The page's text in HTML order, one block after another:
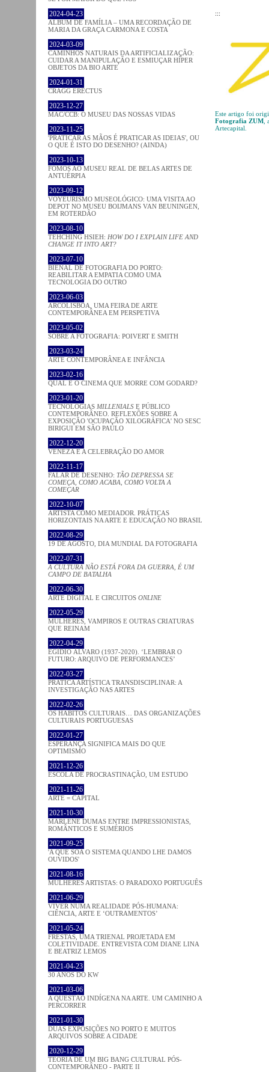
2024-04-23
ÁLBUM DE FAMÍLIA – UMA RECORDAÇÃO DE
MARIA DA GRAÇA CARMONA E COSTA
2024-03-09
CAMINHOS NATURAIS DA ARTIFICIALIZAÇÃO:
CUIDAR A MANIPULAÇÃO E ESMIUÇAR HÍPER
OBJETOS DA BIO ARTE
2024-01-31
CRAGG ERECTUS
2023-12-27
MAC/CCB: O MUSEU DAS NOSSAS VIDAS
2023-11-25
'PRATICAR AS MÃOS É PRATICAR AS IDEIAS', OU
O QUE É ISTO DO DESENHO? (AINDA)
2023-10-13
FOMOS AO MUSEU REAL DE BELAS ARTES DE
ANTUÉRPIA
2023-09-12
VOYEURISMO MUSEOLÓGICO: UMA VISITA AO
DEPOT NO MUSEU BOIJMANS VAN BEUNINGEN,
EM ROTERDÃO
2023-08-10
TEHCHING HSIEH: HOW DO I EXPLAIN LIFE AND
CHANGE IT INTO ART?
2023-07-10
BIENAL DE FOTOGRAFIA DO PORTO:
REABILITAR A EMPATIA COMO UMA
TECNOLOGIA DO OUTRO
2023-06-03
ARCOLISBOA, UMA FEIRA DE ARTE
CONTEMPORÂNEA EM PERSPETIVA
2023-05-02
SOBRE A FOTOGRAFIA: POIVERT E SMITH
2023-03-24
ARTE CONTEMPORÂNEA E INFÂNCIA
2023-02-16
QUAL É O CINEMA QUE MORRE COM GODARD?
2023-01-20
TECNOLOGIAS MILLENIALS E PÚBLICO
CONTEMPORÂNEO. REFLEXÕES SOBRE A
EXPOSIÇÃO 'OCUPAÇÃO XILOGRÁFICA' NO SESC
BIRIGUI EM SÃO PAULO
2022-12-20
VENEZA E A CELEBRAÇÃO DO AMOR
2022-11-17
FALAR DE DESENHO: TÃO DEPRESSA SE
COMEÇA, COMO ACABA, COMO VOLTA A
COMEÇAR
2022-10-07
ARTISTA COMO MEDIADOR. PRÁTICAS
HORIZONTAIS NA ARTE E EDUCAÇÃO NO BRASIL
2022-08-29
19 DE AGOSTO, DIA MUNDIAL DA FOTOGRAFIA
2022-07-31
A CULTURA NÃO ESTÁ FORA DA GUERRA, É UM
CAMPO DE BATALHA
2022-06-30
ARTE DIGITAL E CIRCUITOS ONLINE
2022-05-29
MULHERES, VAMPIROS E OUTRAS CRIATURAS
QUE REINAM
2022-04-29
EGÍDIO ÁLVARO (1937-2020). ‘LEMBRAR O
FUTURO: ARQUIVO DE PERFORMANCES’
2022-03-27
PRATICA ARTÍSTICA TRANSDISCIPLINAR: A
INVESTIGAÇÃO NAS ARTES
2022-02-26
OS HÁBITOS CULTURAIS… DAS ORGANIZAÇÕES
CULTURAIS PORTUGUESAS
2022-01-27
ESPERANÇA SIGNIFICA MAIS DO QUE
OPTIMISMO
2021-12-26
ESCOLA DE PROCRASTINAÇÃO, UM ESTUDO
2021-11-26
ARTE = CAPITAL
2021-10-30
MARLENE DUMAS ENTRE IMPRESSIONISTAS,
ROMÂNTICOS E SUMÉRIOS
2021-09-25
'A QUE SOA O SISTEMA QUANDO LHE DAMOS
OUVIDOS'
2021-08-16
MULHERES ARTISTAS: O PARADOXO PORTUGUÊS
2021-06-29
VIVER NUMA REALIDADE PÓS-HUMANA:
CIÊNCIA, ARTE E ‘OUTRAMENTOS’
2021-05-24
FRESTAS, UMA TRIENAL PROJETADA EM
COLETIVIDADE. ENTREVISTA COM DIANE LINA
E BEATRIZ LEMOS
2021-04-23
30 ANOS DO KW
2021-03-06
A QUESTÃO INDÍGENA NA ARTE. UM CAMINHO A
PERCORRER
2021-01-30
DUAS EXPOSIÇÕES NO PORTO E MUITOS
ARQUIVOS SOBRE A CIDADE
2020-12-29
TEORIA DE UM BIG BANG CULTURAL PÓS-
CONTEMPORÂNEO - PARTE II
:::
Este artigo foi
Fotografia ZUM
Artecapital.